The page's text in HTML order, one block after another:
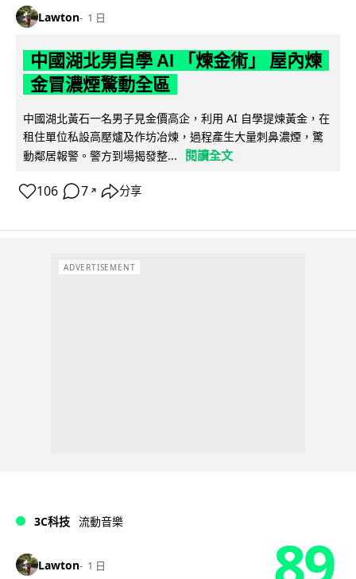
Lawton 1 日
中國湖北男自學 AI 「煉金術」 屋內煉
金冒濃煙驚動全區
中國湖北黃石一名男子見金價高企，利用 AI 自學提煉黃金，在
租住單位私設高壓爐及作坊冶煉，過程產生大量刺鼻濃煙，驚
動鄰居報警。警方到場揭發整...
閱讀全文
106 7 ↗ 分享
ADVERTISEMENT
3C科技 流動音樂
Lawton 1 日